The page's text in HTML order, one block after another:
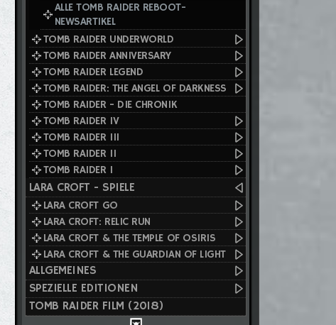
ALLE TOMB RAIDER REBOOT-
NEWSARTIKEL
TOMB RAIDER UNDERWORLD
TOMB RAIDER ANNIVERSARY
TOMB RAIDER LEGEND
TOMB RAIDER: THE ANGEL OF DARKNESS
TOMB RAIDER - DIE CHRONIK
TOMB RAIDER IV
TOMB RAIDER III
TOMB RAIDER II
TOMB RAIDER I
LARA CROFT - SPIELE
LARA CROFT GO
LARA CROFT: RELIC RUN
LARA CROFT & THE TEMPLE OF OSIRIS
LARA CROFT & THE GUARDIAN OF LIGHT
ALLGEMEINES
SPEZIELLE EDITIONEN
TOMB RAIDER FILM (2018)